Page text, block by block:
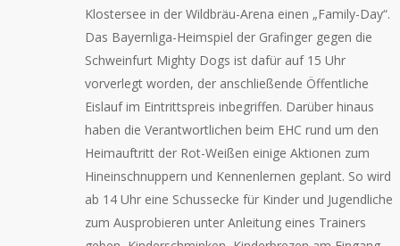
Klostersee in der Wildbräu-Arena einen „Family-Day“.
Das Bayernliga-Heimspiel der Grafinger gegen die
Schweinfurt Mighty Dogs ist dafür auf 15 Uhr
vorverlegt worden, der anschließende Öffentliche
Eislauf im Eintrittspreis inbegriffen. Darüber hinaus
haben die Verantwortlichen beim EHC rund um den
Heimauftritt der Rot-Weißen einige Aktionen zum
Hineinschnuppern und Kennenlernen geplant. So wird
ab 14 Uhr eine Schussecke für Kinder und Jugendliche
zum Ausprobieren unter Anleitung eines Trainers